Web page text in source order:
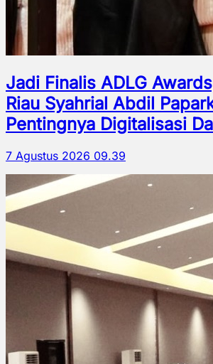
Jadi Finalis ADLG
Riau Syahrial Abdil
Pentingnya Digitalisasi
7 Agustus 2026 09.39